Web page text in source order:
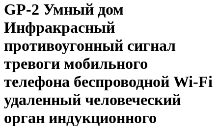
GP-2 Умный дом
Инфракрасный
противоугонный сигнал
тревоги мобильного
телефона беспроводной Wi-Fi
удаленный человеческий
орган индукционного